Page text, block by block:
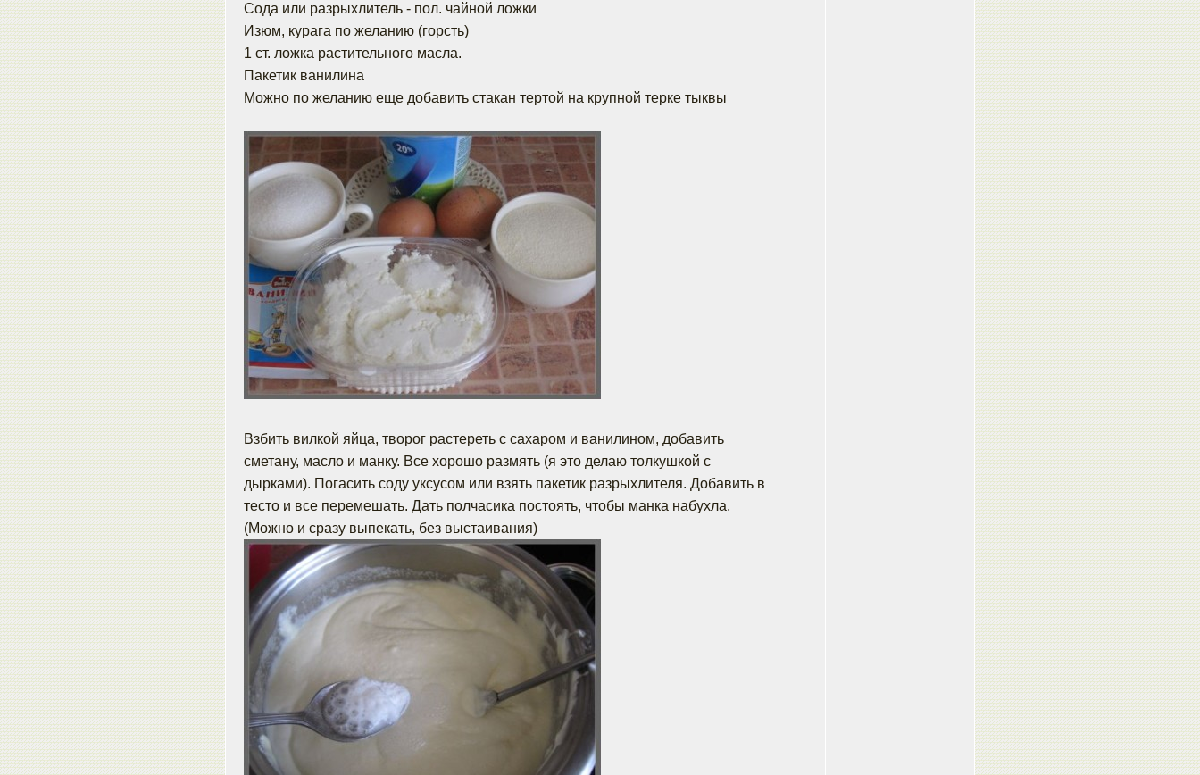
Сода или разрыхлитель - пол. чайной ложки
Изюм, курага по желанию (горсть)
1 ст. ложка растительного масла.
Пакетик ванилина
Можно по желанию еще добавить стакан тертой на крупной терке тыквы
Взбить вилкой яйца, творог растереть с сахаром и ванилином, добавить
сметану, масло и манку. Все хорошо размять (я это делаю толкушкой с
дырками). Погасить соду уксусом или взять пакетик разрыхлителя. Добавить в
тесто и все перемешать. Дать полчасика постоять, чтобы манка набухла.
(Можно и сразу выпекать, без выстаивания)